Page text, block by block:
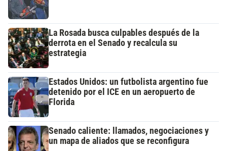
La Rosada busca culpables después de la
derrota en el Senado y recalcula su
estrategia
Estados Unidos: un futbolista argentino fue
detenido por el ICE en un aeropuerto de
Florida
Senado caliente: llamados, negociaciones y
un mapa de aliados que se reconfigura